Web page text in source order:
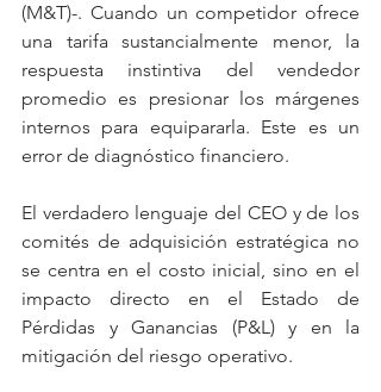
(M&T)-. Cuando un competidor ofrece
una tarifa sustancialmente menor, la
respuesta instintiva del vendedor
promedio es presionar los márgenes
internos para equipararla. Este es un
error de diagnóstico financiero.
El verdadero lenguaje del CEO y de los
comités de adquisición estratégica no
se centra en el costo inicial, sino en el
impacto directo en el Estado de
Pérdidas y Ganancias (P&L) y en la
mitigación del riesgo operativo.